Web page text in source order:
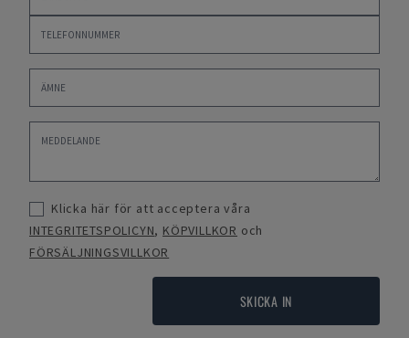
Klicka här för att acceptera våra
INTEGRITETSPOLICYN, KÖPVILLKOR och
FÖRSÄLJNINGSVILLKOR
SKICKA IN